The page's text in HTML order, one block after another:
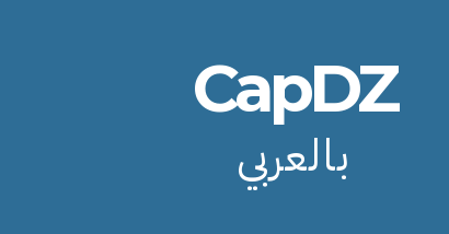
CapDZ
بالعربي